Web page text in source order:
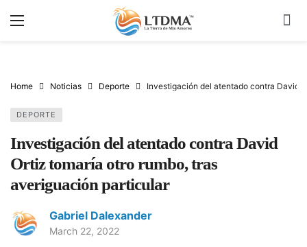
Home Noticias Deporte Investigación del atentado contra David
DEPORTE
Investigación del atentado contra David
Ortiz tomaría otro rumbo, tras
averiguación particular
Gabriel Dalexander
March 22, 2022